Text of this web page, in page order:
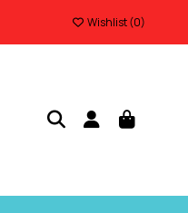
Wishlist (0)